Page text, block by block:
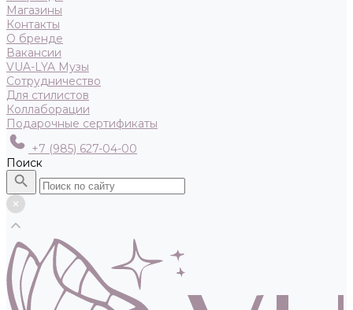
Магазины
Контакты
О бренде
Вакансии
VUA-LYA Музы
Сотрудничество
Для стилистов
Коллаборации
Подарочные сертификаты
+7 (985) 627-04-00
Поиск